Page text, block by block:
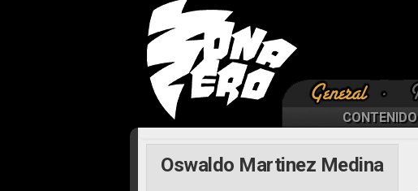
CONTENIDO
Oswaldo Martinez Medina